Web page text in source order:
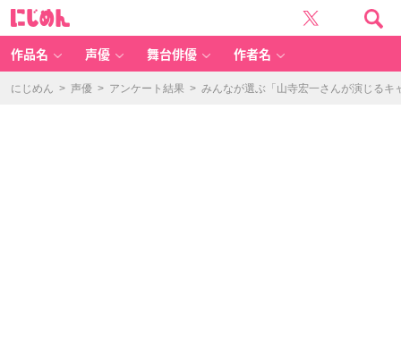
さ
日
作品名 声優 舞台俳優 作者名
にじめん > 声優 > アンケート結果 > みんなが選ぶ「山寺宏一さんが演じる